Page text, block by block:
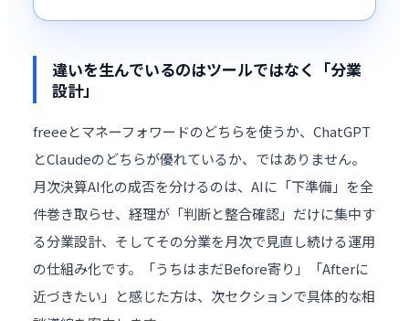
違いを生んでいるのはツールではなく「分業
設計」
freeeとマネーフォワードのどちらを使うか、ChatGPT
とClaudeのどちらが優れているか、ではありません。
月次決算AI化の成否を分けるのは、AIに「下準備」を全
件巻き取らせ、経理が「判断と整合確認」だけに集中す
る分業設計、そしてその分業を月次で見直し続ける運用
の仕組み化です。「うちはまだBefore寄り」「Afterに
近づきたい」と感じた方は、次セクションで具体的な相